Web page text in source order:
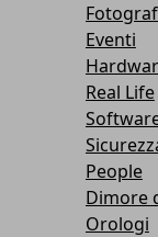
Eventi
Real Life
People
Dimore
Orologi